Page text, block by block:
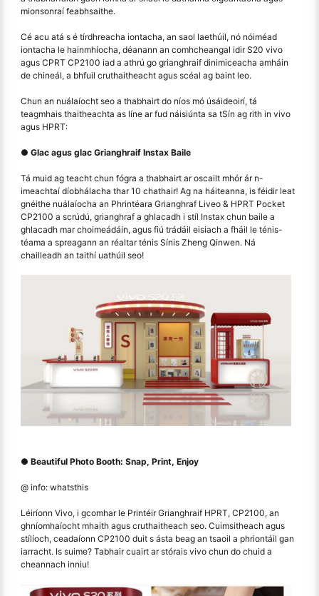
mionsonraí feabhsaithe.
Cé acu atá s é tírdhreacha iontacha, an saol laethúil, nó nóiméad
iontacha le hainmhíocha, déanann an comhcheangal idir S20 vivo
agus CPRT CP2100 iad a athrú go grianghraif dinimiceacha amháin
de chineál, a bhfuil cruthaitheacht agus scéal ag baint leo.
Chun an nuálaíocht seo a thabhairt do níos mó úsáideoirí, tá
teagmhais thaitheachta as líne ar fud náisiúnta sa tSín ag rith in vivo
agus HPRT:
● Glac agus glac Grianghraif Instax Baile
Tá muid ag teacht chun fógra a thabhairt ar oscailt mhór ár n-
imeachtaí díobhálacha thar 10 chathair! Ag na háiteanna, is féidir leat
gnéithe nuálaíocha an Phrintéara Grianghraf Liveo & HPRT Pocket
CP2100 a scrúdú, grianghraf a ghlacadh i stíl Instax chun baile a
ghlacadh mar choimeádáin, agus fiú trádáil eisiach a fháil le ténis-
téama a spreagann an réaltar ténis Sínis Zheng Qinwen. Ná
chailleadh an taithí uathúil seo!
● Beautiful Photo Booth: Snap, Print, Enjoy
@ info: whatsthis
Léiríonn Vivo, i gcomhar le Printéir Grianghraif HPRT, CP2100, an
ghníomhaíocht mhaith agus cruthaitheach seo. Cuimsitheach agus
stílíoch, ceadaíonn CP2100 duit s ásta beag an tsaoil a phriontáil gan
iarracht. Is suime? Tabhair cuairt ar stórais vivo chun do chuid a
cheannach inniu!